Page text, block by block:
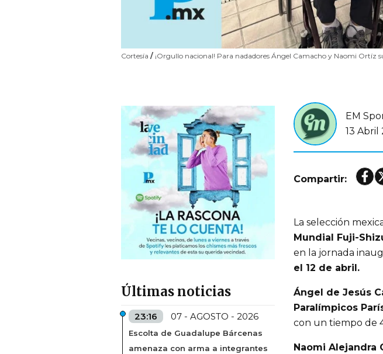
Cortesía / ¡Orgullo nacional! Para nadadores Ángel Camacho y Naomi Ortíz
Últimas noticias
23:16 07 - AGOSTO - 2026
Escolta de Guadalupe Bárcenas
amenaza con arma a integrantes
EM
13 Abril
Compartir:
La selección
Mundial Fuji-
en la jornada
el 12 de abril.
Ángel de Jesús
Paralímpicos
con un tiempo de
Naomi Alejandra